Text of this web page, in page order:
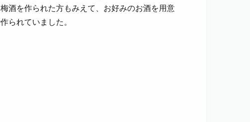
酒を作られた方もみえて、お好みのお酒を用意
られていました。